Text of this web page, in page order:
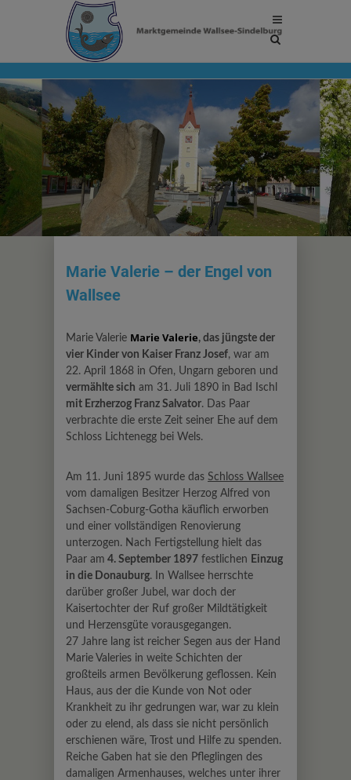
Site
Marie Valerie – der Engel von
Wallsee
Marie Valerie Marie Valerie, das jüngste der
vier Kinder von Kaiser Franz Josef, war am
22. April 1868 in Ofen, Ungarn geboren und
vermählte sich am 31. Juli 1890 in Bad Ischl
mit Erzherzog Franz Salvator. Das Paar
verbrachte die erste Zeit seiner Ehe auf dem
Schloss Lichtenegg bei Wels.
Am 11. Juni 1895 wurde das Schloss Wallsee
vom damaligen Besitzer Herzog Alfred von
Sachsen-Coburg-Gotha käuflich erworben
und einer vollständigen Renovierung
unterzogen. Nach Fertigstellung hielt das
Paar am 4. September 1897 festlichen Einzug
in die Donauburg. In Wallsee herrschte
darüber großer Jubel, war doch der
Kaisertochter der Ruf großer Mildtätigkeit
und Herzensgüte vorausgegangen.
27 Jahre lang ist reicher Segen aus der Hand
Marie Valeries in weite Schichten der
großteils armen Bevölkerung geflossen. Kein
Haus, aus der die Kunde von Not oder
Krankheit zu ihr gedrungen war, war zu klein
oder zu elend, als dass sie nicht persönlich
erschienen wäre, Trost und Hilfe zu spenden.
Reiche Gaben hat sie den Pfleglingen des
damaligen Armenhauses, welches unter ihrer